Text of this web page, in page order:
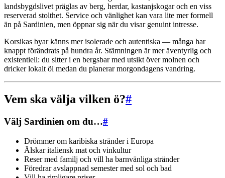
landsbygdslivet präglas av berg, herdar, kastanjskogar och en viss
reserverad stolthet. Service och vänlighet kan vara lite mer formell
än på Sardinien, men öppnar sig när du visar genuint intresse.
Korsikas byar känns mer isolerade och autentiska — många har
knappt förändrats på hundra år. Stämningen är mer äventyrlig och
existentiell: du sitter i en bergsbar med utsikt över molnen och
dricker lokalt öl medan du planerar morgondagens vandring.
Vem ska välja vilken ö?#
Välj Sardinien om du…#
Drömmer om karibiska stränder i Europa
Älskar italiensk mat och vinkultur
Reser med familj och vill ha barnvänliga stränder
Föredrar avslappnad semester med sol och bad